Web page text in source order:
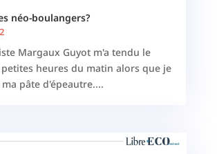
néo-boulangers?
Margaux Guyot m'a tendu le
heures du matin alors que je
pâte d'épeautre....